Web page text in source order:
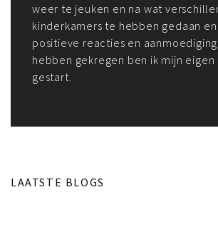
weer te jeuken en na wat
kinderkamers te hebben gedaan
positieve reacties en
hebben gekregen ben ik mijn
gestart.
LAATSTE BLOGS